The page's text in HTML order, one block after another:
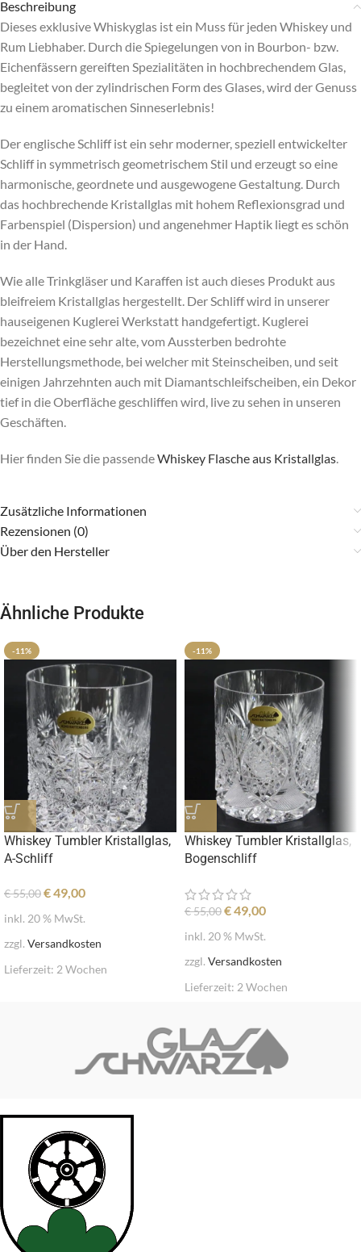
Beschreibung
Dieses exklusive Whiskyglas ist ein Muss für jeden Whiskey und
Rum Liebhaber. Durch die Spiegelungen von in Bourbon- bzw.
Eichenfässern gereiften Spezialitäten in hochbrechendem Glas,
begleitet von der zylindrischen Form des Glases, wird der Genuss
zu einem aromatischen Sinneserlebnis!
Der englische Schliff ist ein sehr moderner, speziell entwickelter
Schliff in symmetrisch geometrischem Stil und erzeugt so eine
harmonische, geordnete und ausgewogene Gestaltung. Durch
das hochbrechende Kristallglas mit hohem Reflexionsgrad und
Farbenspiel (Dispersion) und angenehmer Haptik liegt es schön
in der Hand.
Wie alle Trinkgläser und Karaffen ist auch dieses Produkt aus
bleifreiem Kristallglas hergestellt. Der Schliff wird in unserer
hauseigenen Kuglerei Werkstatt handgefertigt. Kuglerei
bezeichnet eine sehr alte, vom Aussterben bedrohte
Herstellungsmethode, bei welcher mit Steinscheiben, und seit
einigen Jahrzehnten auch mit Diamantschleifscheiben, ein Dekor
tief in die Oberfläche geschliffen wird, live zu sehen in unseren
Geschäften.
Hier finden Sie die passendeWhiskey Flasche aus Kristallglas.
Zusätzliche Informationen
Rezensionen (0)
Über den Hersteller
Ähnliche Produkte
-11%
Whiskey Tumbler Kristallglas,
A-Schliff
€55,00€49,00
inkl. 20 % MwSt.
zzgl. Versandkosten
Lieferzeit: 2 Wochen
-11%
Whiskey Tumbler Kristallglas,
Bogenschliff
€55,00€49,00
inkl. 20 % MwSt.
zzgl. Versandkosten
Lieferzeit: 2 Wochen